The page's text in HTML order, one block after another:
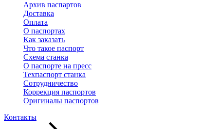
Архив паспартов
Доставка
Оплата
О паспортах
Как заказать
Что такое паспорт
Схема станка
О паспорте на пресс
Техпаспорт станка
Сотрудничество
Коррекция паспортов
Оригиналы паспортов
Контакты